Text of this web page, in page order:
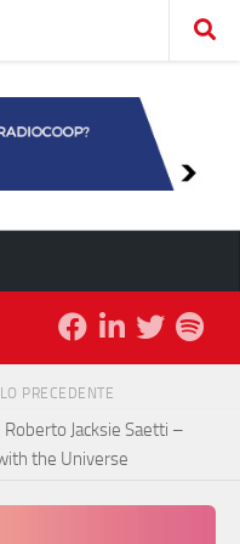
PRECEDENTE
Jacksie Saetti –
the Universe